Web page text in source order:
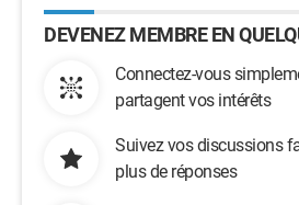
DEVENEZ MEMBRE EN
Connectez-vous
partagent vos intérêts
Suivez vos discussions
plus de réponses